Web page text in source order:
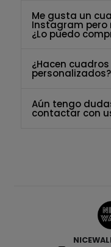
Me gusta un
Instagram pero
¿Lo puedo
¿Hacen
personalizados?
Aún tengo
contactar con